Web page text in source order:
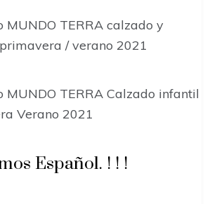
MUNDO TERRA calzado y
/ verano 2021
MUNDO TERRA Calzado infantil
Verano 2021
Español. ! ! !